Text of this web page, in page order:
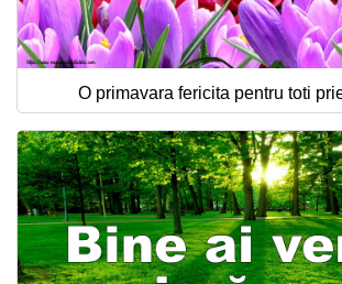
O primavara fericita pentru toti